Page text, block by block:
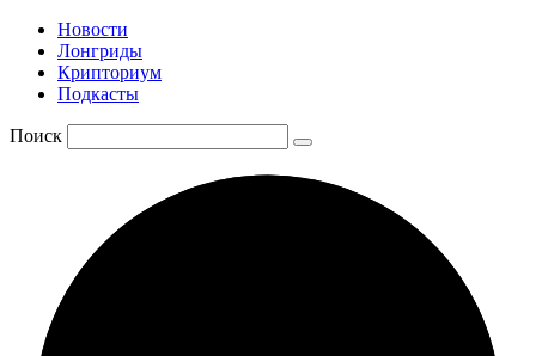
Новости
Лонгриды
Крипториум
Подкасты
Поиск